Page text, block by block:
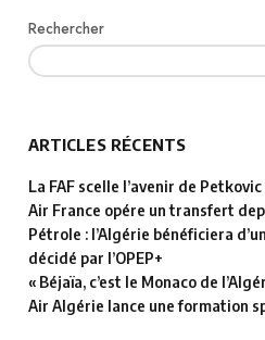
Rechercher
ARTICLES RÉCENTS
La FAF scelle l’avenir de
Air France opére un transfert
Pétrole : l’Algérie bénéficiera
décidé par l’OPEP+
« Béjaïa, c’est le Monaco de
Air Algérie lance une formation